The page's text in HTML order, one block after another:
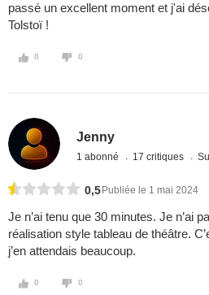
passé un excellent moment et j'ai
Tolstoï !
0 0
Jenny
1 abonné 17 critiques
0,5 Publiée le 1 mai 2024
Je n’ai tenu que 30 minutes. Je n’ai
réalisation style tableau de théâtre.
j’en attendais beaucoup.
0 0